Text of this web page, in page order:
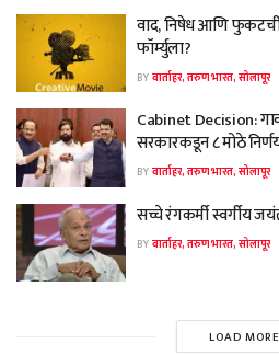
वाद, निषेध आणि फुकटची
फॉर्म्युला?
BYवार्ताहर, तरुण भारत, सोलापूर
Cabinet Decision:
सरकारकडून ८ मोठे
BYवार्ताहर, तरुण भारत, सोलापूर
सच्चे रंगकर्मी स्वर्गीय
BYवार्ताहर, तरुण भारत, सोलापूर
LOAD MORE